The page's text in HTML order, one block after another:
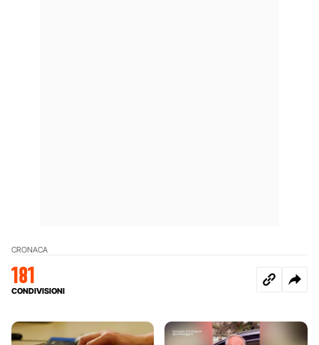
CRONACA
181
CONDIVISIONI